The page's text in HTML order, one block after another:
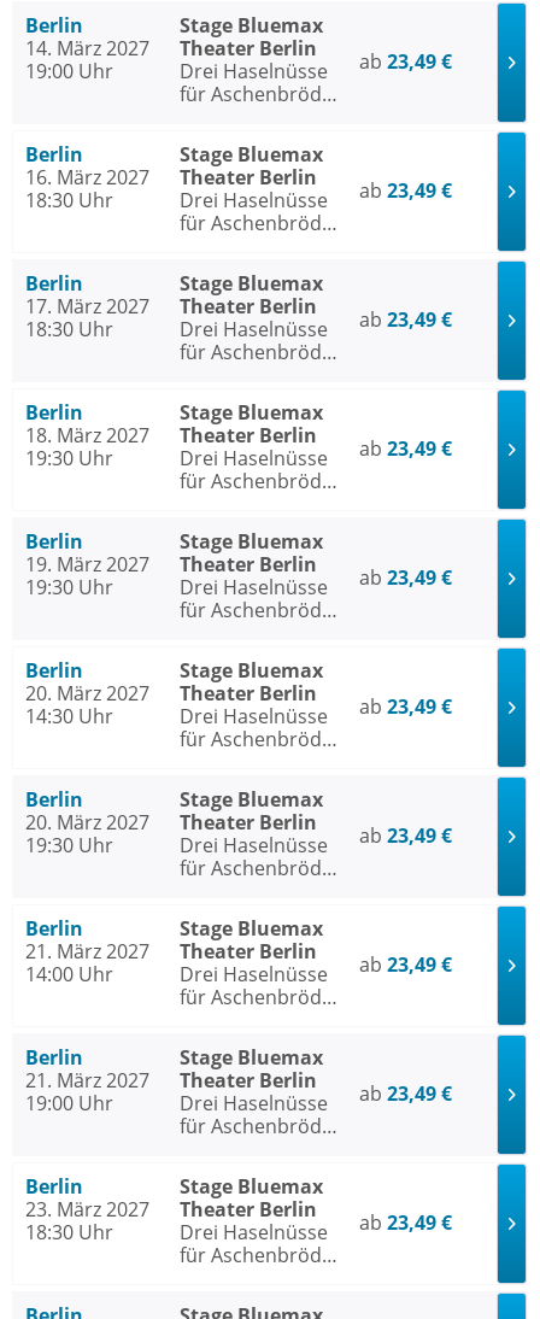
Berlin
14. März 2027
19:00 Uhr
Stage Bluemax
Theater Berlin
Drei Haselnüsse
für Aschenbrödel
ab 23,49 €
Berlin
16. März 2027
18:30 Uhr
Stage Bluemax
Theater Berlin
Drei Haselnüsse
für Aschenbrödel
ab 23,49 €
Berlin
17. März 2027
18:30 Uhr
Stage Bluemax
Theater Berlin
Drei Haselnüsse
für Aschenbrödel
ab 23,49 €
Berlin
18. März 2027
19:30 Uhr
Stage Bluemax
Theater Berlin
Drei Haselnüsse
für Aschenbrödel
ab 23,49 €
Berlin
19. März 2027
19:30 Uhr
Stage Bluemax
Theater Berlin
Drei Haselnüsse
für Aschenbrödel
ab 23,49 €
Berlin
20. März 2027
14:30 Uhr
Stage Bluemax
Theater Berlin
Drei Haselnüsse
für Aschenbrödel
ab 23,49 €
Berlin
20. März 2027
19:30 Uhr
Stage Bluemax
Theater Berlin
Drei Haselnüsse
für Aschenbrödel
ab 23,49 €
Berlin
21. März 2027
14:00 Uhr
Stage Bluemax
Theater Berlin
Drei Haselnüsse
für Aschenbrödel
ab 23,49 €
Berlin
21. März 2027
19:00 Uhr
Stage Bluemax
Theater Berlin
Drei Haselnüsse
für Aschenbrödel
ab 23,49 €
Berlin
23. März 2027
18:30 Uhr
Stage Bluemax
Theater Berlin
Drei Haselnüsse
für Aschenbrödel
ab 23,49 €